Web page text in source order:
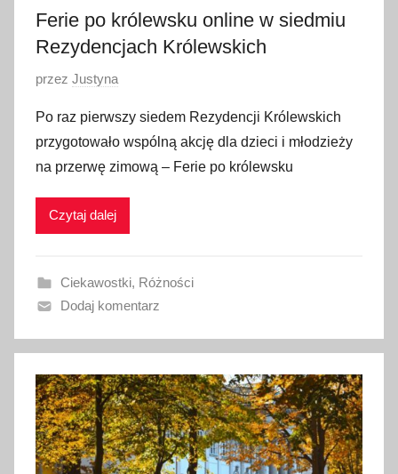
Ferie po królewsku online w siedmiu
Rezydencjach Królewskich
O
u
b
l
i
a
n
1
2
s
t
y
przez Justyna
Po raz pierwszy siedem Rezydencji Królewskich
przygotowało wspólną akcję dla dzieci i młodzieży
na przerwę zimową – Ferie po królewsku
Czytaj dalej
Ciekawostki, Różności
Dodaj komentarz